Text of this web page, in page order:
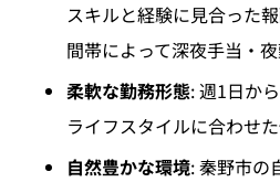
スキルと経験に見合った
間帯によって深夜手当・
柔軟な勤務形態: 週1日か
ライフスタイルに合わせ
自然豊かな環境: 秦野市の